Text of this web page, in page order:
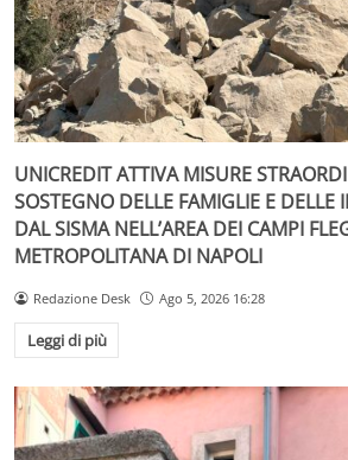
UNICREDIT ATTIVA MISURE
SOSTEGNO DELLE FAMIGLIE E DELLE
DAL SISMA NELL’AREA DEI CAMPI
METROPOLITANA DI NAPOLI
Redazione Desk Ago 5, 2026 16:28
Leggi di più